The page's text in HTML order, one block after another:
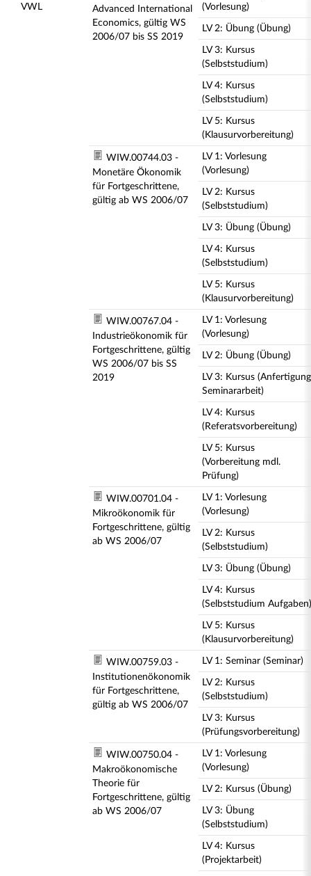
VWL
Advanced International
Economics, gültig WS
2006/07 bis SS 2019
(Vorlesung)
LV 2: Übung (Übung)
LV 3: Kursus
(Selbststudium)
LV 4: Kursus
(Selbststudium)
LV 5: Kursus
(Klausurvorbereitung)
WIW.00744.03 -
Monetäre Ökonomik
für Fortgeschrittene,
gültig ab WS 2006/07
LV 1: Vorlesung
(Vorlesung)
LV 2: Kursus
(Selbststudium)
LV 3: Übung (Übung)
LV 4: Kursus
(Selbststudium)
LV 5: Kursus
(Klausurvorbereitung)
WIW.00767.04 -
Industrieökonomik für
Fortgeschrittene, gültig
WS 2006/07 bis SS
2019
LV 1: Vorlesung
(Vorlesung)
LV 2: Übung (Übung)
LV 3: Kursus (Anfertigung
Seminararbeit)
LV 4: Kursus
(Referatsvorbereitung)
LV 5: Kursus
(Vorbereitung mdl.
Prüfung)
WIW.00701.04 -
Mikroökonomik für
Fortgeschrittene, gültig
ab WS 2006/07
LV 1: Vorlesung
(Vorlesung)
LV 2: Kursus
(Selbststudium)
LV 3: Übung (Übung)
LV 4: Kursus
(Selbststudium Aufgaben)
LV 5: Kursus
(Klausurvorbereitung)
WIW.00759.03 -
Institutionenökonomik
für Fortgeschrittene,
gültig ab WS 2006/07
LV 1: Seminar (Seminar)
LV 2: Kursus
(Selbststudium)
LV 3: Kursus
(Prüfungsvorbereitung)
WIW.00750.04 -
Makroökonomische
Theorie für
Fortgeschrittene, gültig
ab WS 2006/07
LV 1: Vorlesung
(Vorlesung)
LV 2: Kursus (Übung)
LV 3: Übung
(Selbststudium)
LV 4: Kursus
(Projektarbeit)